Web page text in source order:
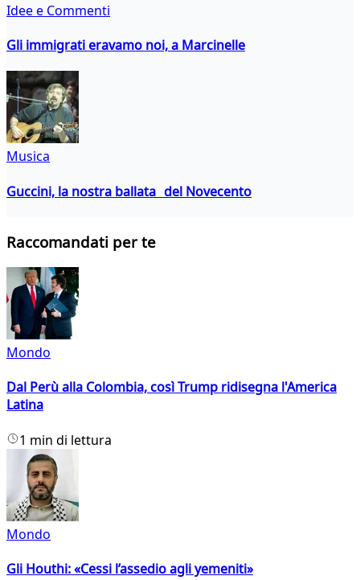
Idee e Commenti
Gli immigrati eravamo noi, a Marcinelle
Musica
Guccini, la nostra ballata del Novecento
Raccomandati per te
Mondo
Dal Perù alla Colombia, così Trump ridisegna l'America
Latina
1 min di lettura
Mondo
Gli Houthi: «Cessi l’assedio agli yemeniti»